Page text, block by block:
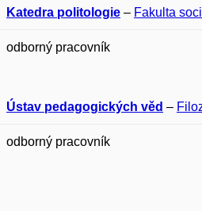
Katedra politologie – Fakulta
odborný pracovník
Ústav pedagogických věd –
odborný pracovník